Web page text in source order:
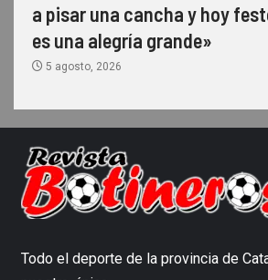
a pisar una cancha y hoy
es una alegría grande»
5 agosto, 2026
Todo el deporte de la provincia de